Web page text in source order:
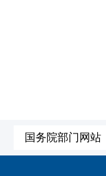
国务院部门网站